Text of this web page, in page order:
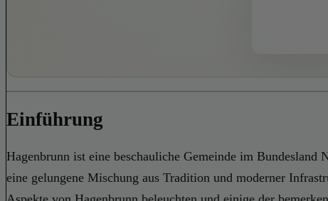
Einführung
Hagenbrunn ist eine beschauliche Gemeinde im
eine gelungene Mischung aus Tradition und moderner